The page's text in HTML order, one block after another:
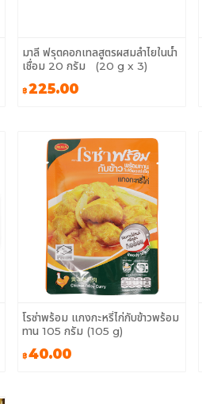
มาลี ฟรุตคอกเทลสูตรผสมลำไยในน้ำ
เชื่อม 20 กรัม (20 g x 3)
฿225.00
โรซ่าพร้อม แกงกะหรี่ไก่กับข้าวพร้อม
ทาน 105 กรัม (105 g)
฿40.00